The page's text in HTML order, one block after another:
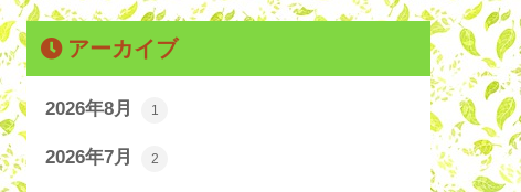
アーカイブ
2026年8月 1
2026年7月 2